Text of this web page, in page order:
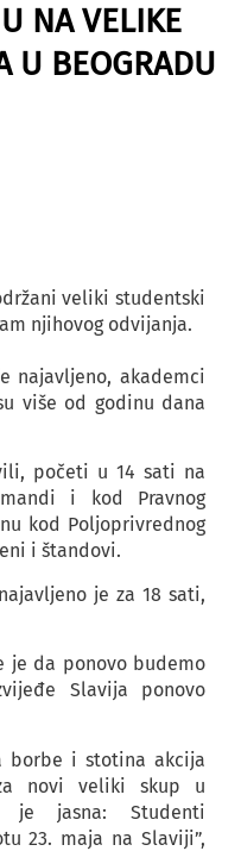
NA VELIKE
U BEOGRADU
veliki studentski
njihovog odvijanja.
najavljeno, akademci
više od godinu dana
početi u 14 sati na
i kod Pravnog
kod Poljoprivrednog
i štandovi.
je za 18 sati,
je da ponovo budemo
Slavija ponovo
borbe i stotina akcija
novi veliki skup u
je jasna: Studenti
23. maja na Slaviji”,